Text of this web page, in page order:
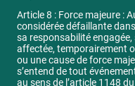
Article 8 : Force majeure :
considérée défaillante
sa responsabilité
affectée, temporairement
ou une cause de force
s’entend de tout
au sens de l’article 1148